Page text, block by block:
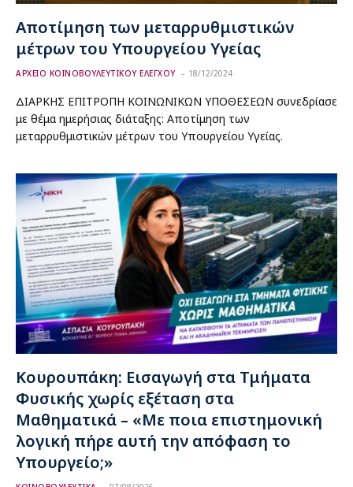
Αποτίμηση των μεταρρυθμιστικών
μέτρων του Υπουργείου Υγείας
ΑΡΧΕΙΟ ΚΟΙΝΟΒΟΥΛΕΥΤΙΚΟΥ ΕΛΕΓΧΟΥ 18/12/2024
ΔΙΑΡΚΗΣ ΕΠΙΤΡΟΠΗ ΚΟΙΝΩΝΙΚΩΝ ΥΠΟΘΕΣΕΩΝ συνεδρίασε
με θέμα ημερήσιας διάταξης: Αποτίμηση των
μεταρρυθμιστικών μέτρων του Υπουργείου Υγείας.
Κουρουπάκη: Εισαγωγή στα Τμήματα
Φυσικής χωρίς εξέταση στα
Μαθηματικά – «Με ποια επιστημονική
λογική πήρε αυτή την απόφαση το
Υπουργείο;»